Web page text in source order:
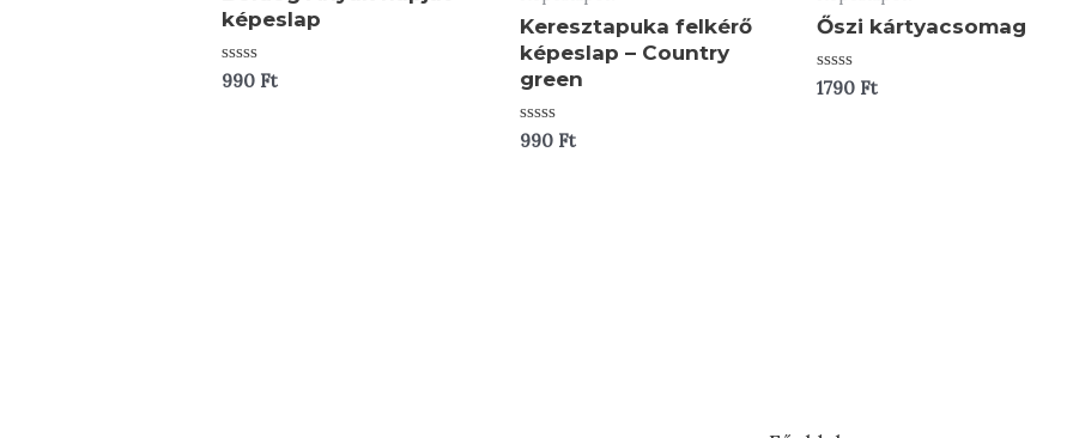
képeslap
Értékelés:
990 Ft
Keresztapuka felkérő
képeslap – Country
green
Értékelés:
990 Ft
Őszi kártyacsomag
Értékelés:
1790 Ft